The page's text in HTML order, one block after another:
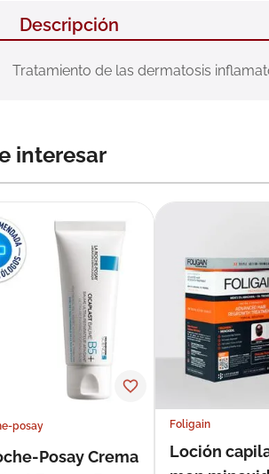
Descripción
Tratamiento de las dermatosis
interesar
posay
Posay Crema
Foligain
Loción